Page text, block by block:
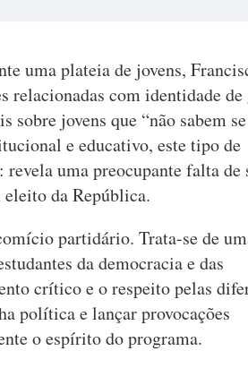
uma plateia de jovens,
com identidade de
jovens que “não sabem
e educativo, este tipo de
revela uma preocupante falta de
da República.
partidário. Trata-se de
da democracia e das
crítico e o respeito pelas
política e lançar provocações
o espírito do programa.